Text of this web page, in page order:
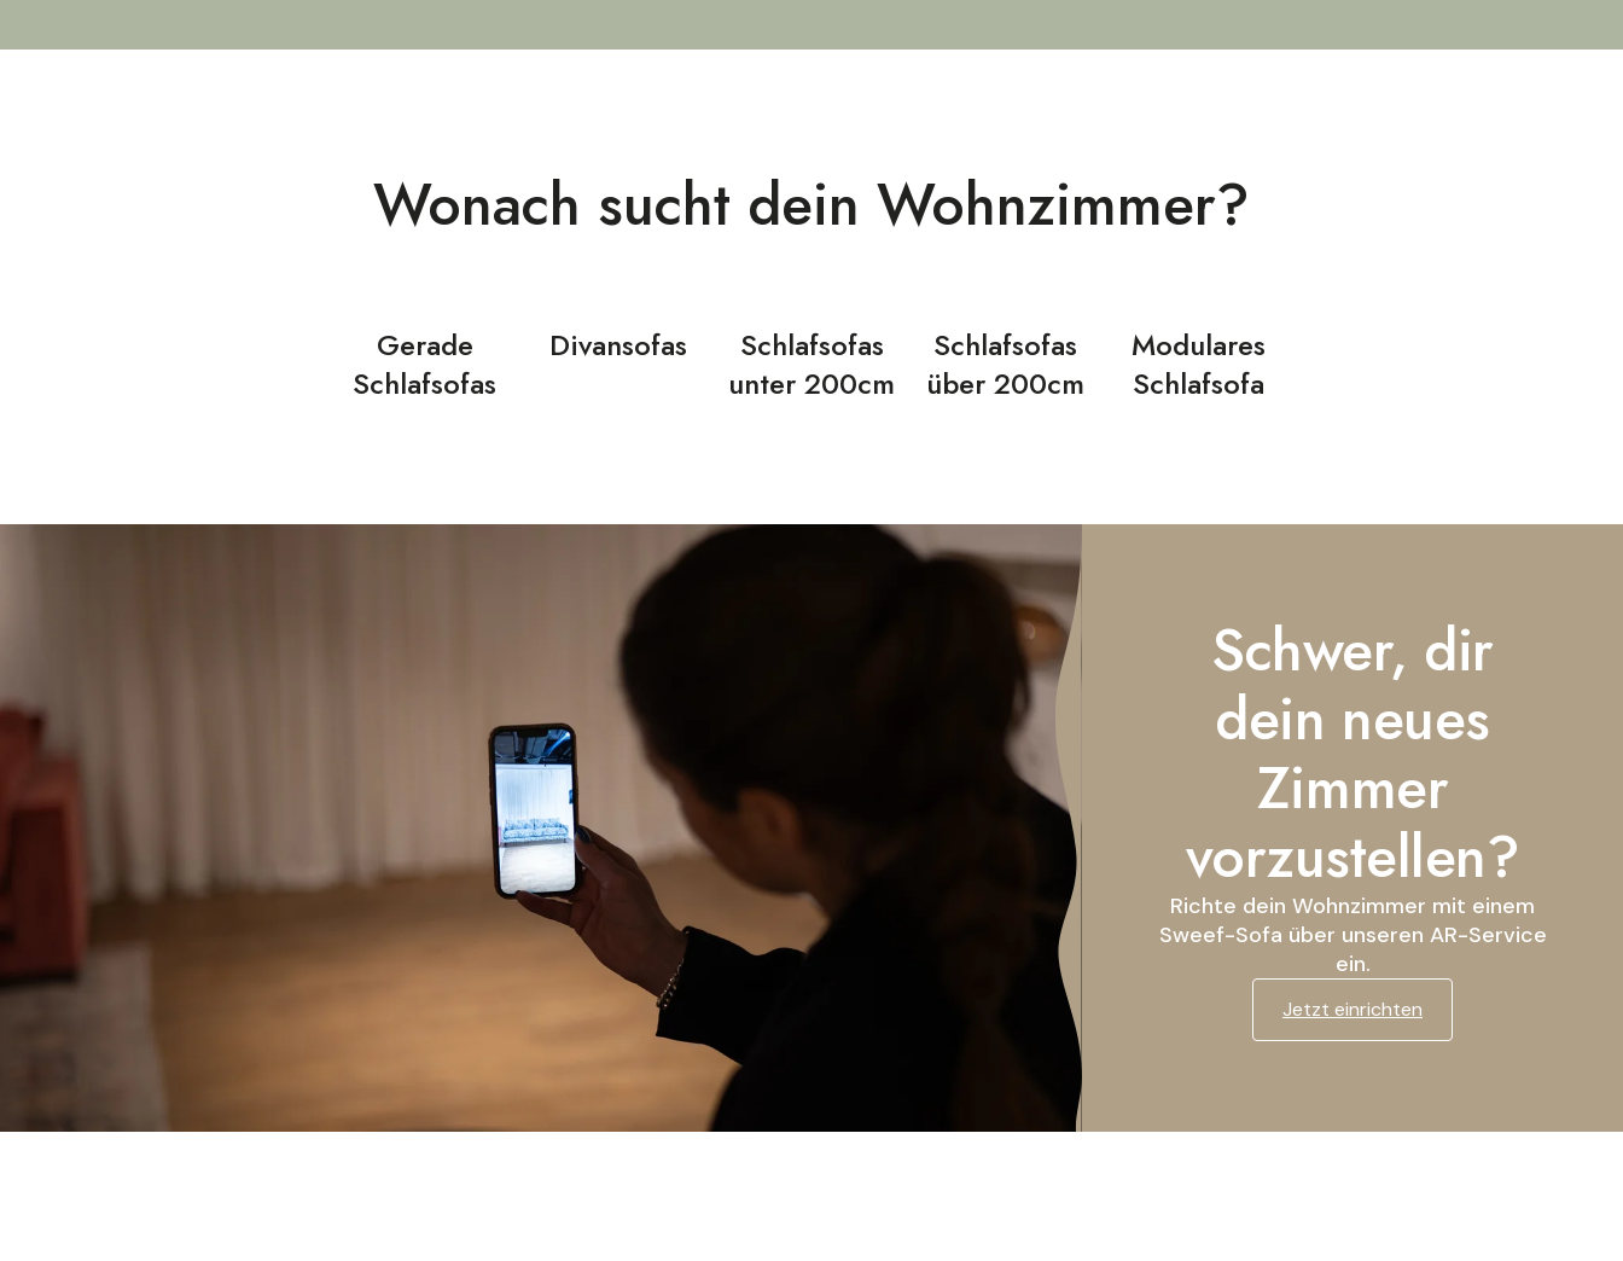
Wonach sucht dein Wohnzimmer?
Gerade
Schlafsofas
Divansofas
Schlafsofas
unter 200cm
Schlafsofas
über 200cm
Modulares
Schlafsofa
Schwer, dir
dein neues
Zimmer
vorzustellen?
Richte dein Wohnzimmer mit einem
Sweef-Sofa über unseren AR-Service
ein.
Jetzt einrichten